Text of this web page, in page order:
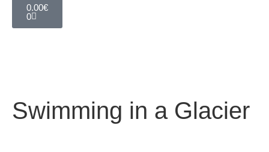
0.00€
0
Swimming in a Glacier